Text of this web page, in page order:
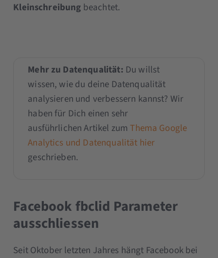
Kleinschreibung beachtet.
Mehr zu Datenqualität: Du willst
wissen, wie du deine Datenqualität
analysieren und verbessern kannst? Wir
haben für Dich einen sehr
ausführlichen Artikel zumThema Google
Analytics und Datenqualität hier
geschrieben.
Facebook fbclid Parameter
ausschliessen
Seit Oktober letzten Jahres hängt Facebook bei